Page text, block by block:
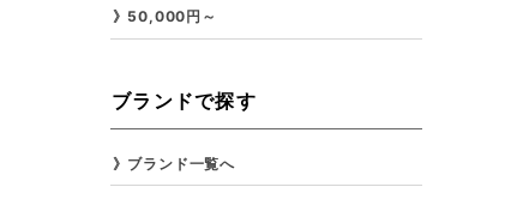
50,000円～
ブランドで探す
ブランド一覧へ